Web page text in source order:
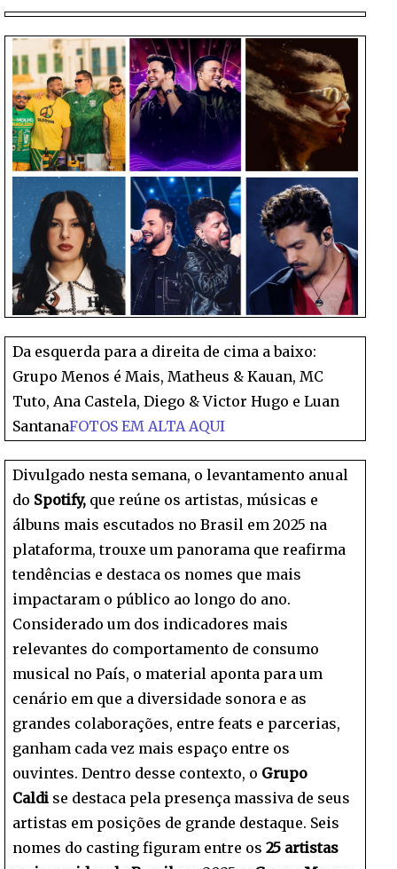
Da esquerda para a direita de cima a baixo:
Grupo Menos é Mais, Matheus & Kauan, MC
Tuto, Ana Castela, Diego & Victor Hugo e Luan
SantanaFOTOS EM ALTA AQUI
Divulgado nesta semana, o levantamento anual
do Spotify, que reúne os artistas, músicas e
álbuns mais escutados no Brasil em 2025 na
plataforma, trouxe um panorama que reafirma
tendências e destaca os nomes que mais
impactaram o público ao longo do ano.
Considerado um dos indicadores mais
relevantes do comportamento de consumo
musical no País, o material aponta para um
cenário em que a diversidade sonora e as
grandes colaborações, entre feats e parcerias,
ganham cada vez mais espaço entre os
ouvintes. Dentro desse contexto, o Grupo
Caldi se destaca pela presença massiva de seus
artistas em posições de grande destaque. Seis
nomes do casting figuram entre os 25 artistas